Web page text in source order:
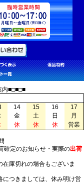
内■□■□■
14 15 16
17
金 土 日
月
休 休 休
営業
確定のお知らせ・実際の出荷
庫切れの場合もございま
つきましては、休み明け営